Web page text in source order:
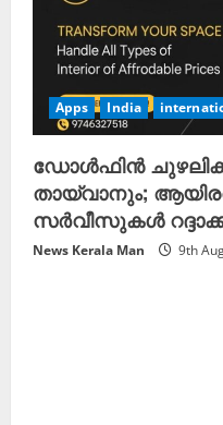
Apps India
ഡോൾഫിൻ
തായ്‌വാനും;
സർവീസുകൾ
News Kerala Man 9th